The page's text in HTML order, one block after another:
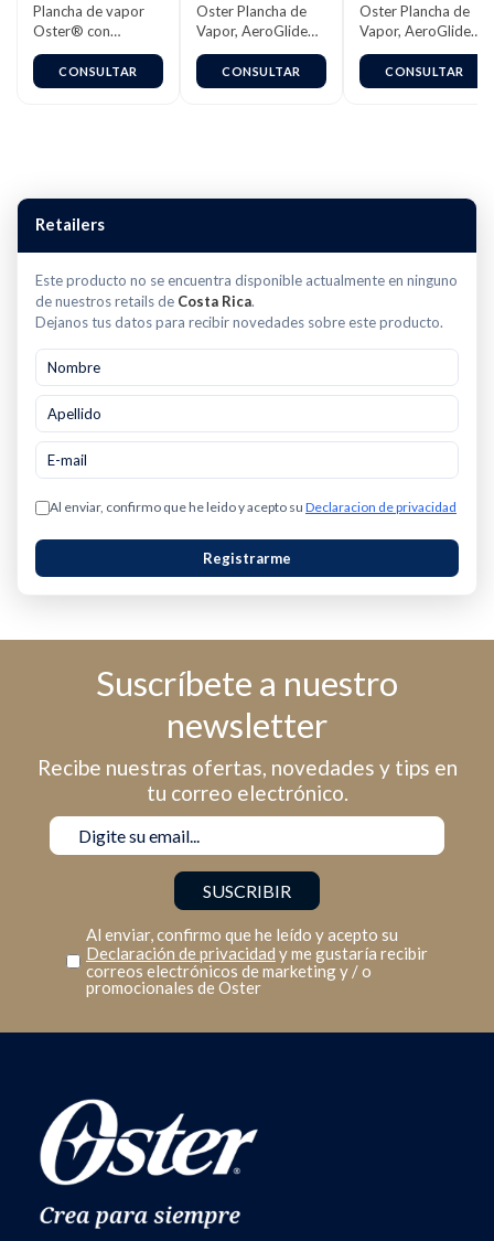
Plancha de vapor
Oster® con
tecnología
aerocerámica
GCSTAC6953
CONSULTAR
Oster Plancha de
Vapor, AeroGlide
S7000, con Golpe
de Vapor 180
g/min,
Claro,
CONSULTAR
Oster Plancha de
Vapor, AeroGlide
S7000, Negro,
GCSTAC7002-013
CONSULTAR
Retailers
Este producto no se encuentra disponible actualmente en ninguno
de nuestros retails de Costa Rica.
Dejanos tus datos para recibir novedades sobre este producto.
Al enviar, confirmo que he leido y acepto su Declaracion de privacidad
Registrarme
Suscríbete a nuestro
newsletter
Recibe nuestras ofertas, novedades y tips en
tu correo electrónico.
Al enviar, confirmo que he leído y acepto su
Declaración de privacidad y me gustaría recibir
correos electrónicos de marketing y / o
promocionales de Oster